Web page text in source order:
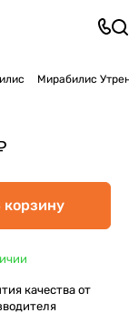
Мирабилис
корзину
качества от